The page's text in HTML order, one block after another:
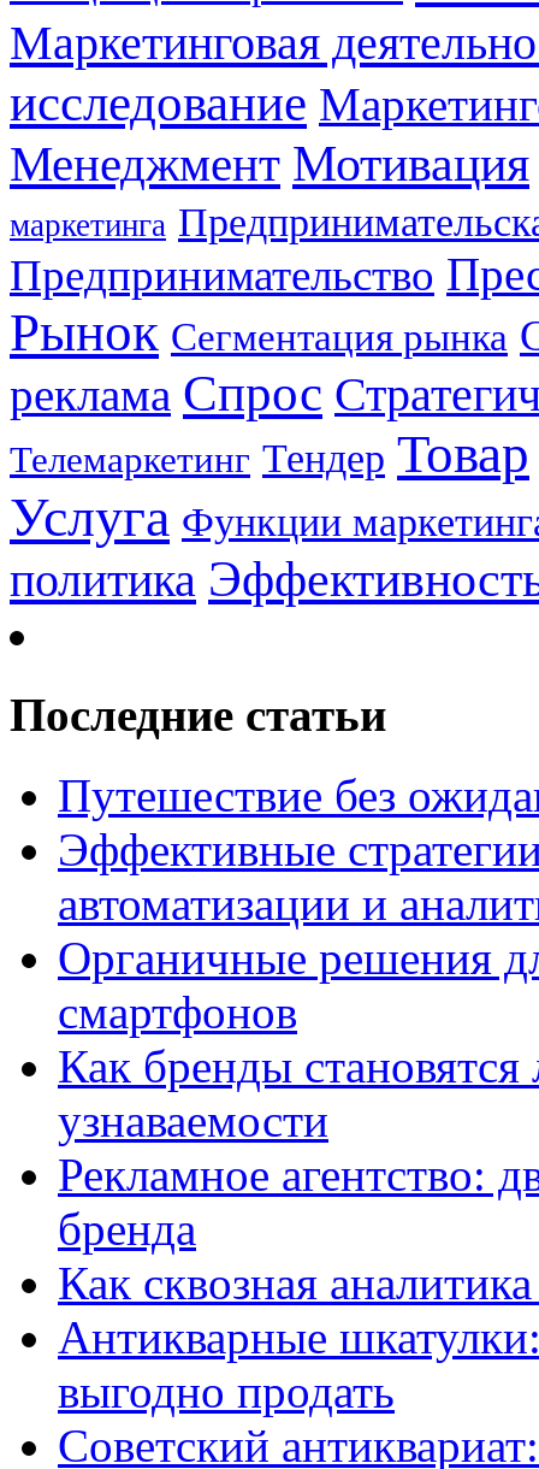
Маркетинговая
исследование
Менеджмент Мотивация
маркетинга
Предпринимательство
Рынок Сегментация рынка
реклама Спрос
Телемаркетинг Тендер Товар
Услуга Функции
политика
Последние статьи
Путешествие без
Эффективные
автоматизации и
Органичные решения
смартфонов
Как бренды
узнаваемости
Рекламное агентство:
бренда
Как сквозная
Антикварные
выгодно продать
Советский